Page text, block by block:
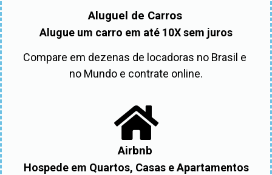
Aluguel de Carros
Alugue um carro em até 10X sem juros
Compare em dezenas de locadoras no Brasil e
no Mundo e contrate online.
Airbnb
Hospede em Quartos, Casas e Apartamentos